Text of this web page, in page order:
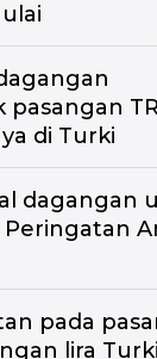
di Turki
dagangan
Peringatan
pada
lira Turki
demo